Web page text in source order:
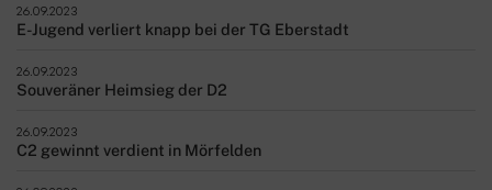
26.09.2023
E-Jugend verliert knapp bei der TG Eberstadt
26.09.2023
Souveräner Heimsieg der D2
26.09.2023
C2 gewinnt verdient in Mörfelden